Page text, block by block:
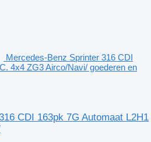
Mercedes-Benz Sprinter 316 CDI
4x4 ZG3 Airco/Navi/ goederen en
CDI 163pk 7G Automaat L2H1